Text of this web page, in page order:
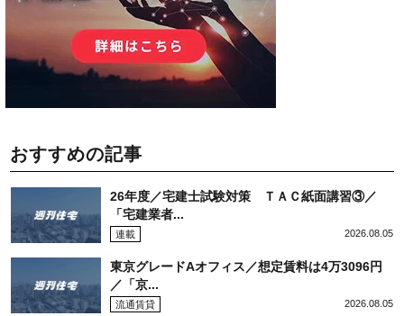
おすすめの記事
26年度／宅建士試験対策 ＴＡＣ紙面講習③／
「宅建業者...
連載 2026.08.05
東京グレードAオフィス／想定賃料は4万3096円
／「京...
流通賃貸 2026.08.05